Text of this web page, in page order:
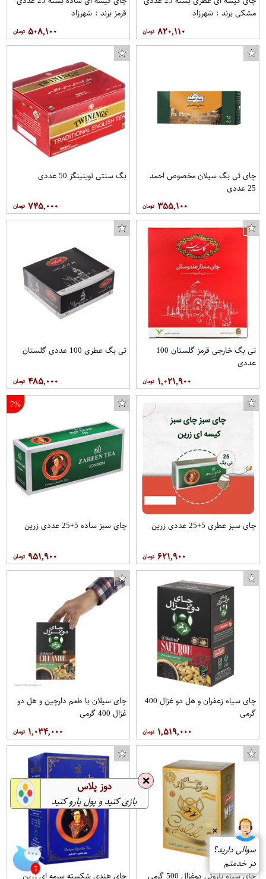
مشکی برند : شهرزاد
۸۲۰,۱۱۰
قرمز برند : شهرزاد
۵۰۸,۱۰۰
چای تی بگ سیلان مخصوص احمد
25 عددی
۳۵۵,۱۰۰
بگ سنتی توینینگز 50 عددی
۷۴۵,۰۰۰
تی بگ خارجی قرمز گلستان 100
عددی
۱,۰۲۱,۹۰۰
تی بگ عطری 100 عددی گلستان
۴۸۵,۰۰۰
چای سبز عطری 5+25 عددی زرین
۶۲۱,۹۰۰
7%
چای سبز ساده 5+25 عددی زرین
۹۵۱,۹۰۰
چای سیاه زعفران و هل دو غزال 400
گرمی
۱,۵۱۹,۰۰۰
چای سیلان با طعم دارچین و هل دو
غزال 400 گرمی
۱,۰۳۴,۰۰۰
چای سیاه باروتی دوغزال 500 گرمی چای هندی شکسته سرمه ای زرین
❌
سوالی دارید؟
در خدمتم
❌ دوز پلاس
بازی کنید و پول پارو کنید